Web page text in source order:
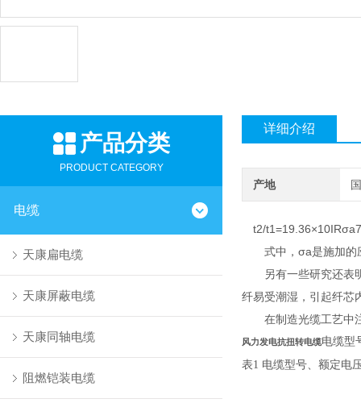
产品分类
PRODUCT CATEGORY
电缆
天康扁电缆
天康屏蔽电缆
天康同轴电缆
阻燃铠装电缆
详细介绍
产地
t2/t1=19.36×10IRσa7
式中，σa是施加的应
另有一些研究还表明
纤易受潮湿，引起纤芯
在制造光缆工艺中注
风力发电抗扭转电缆电缆型
表1 电缆型号、额定电